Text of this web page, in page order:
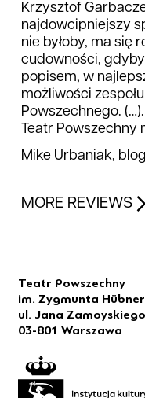
Krzysztof
najdowcipniejszy
nie byłoby, ma się
cudowności, gdyby
popisem, w
możliwości
Powszechnego.
Teatr Powszechny
Mike Urbaniak,
MORE REVIEWS
Teatr Powszechny
im. Zygmunta
ul. Jana
03-801 Warszawa